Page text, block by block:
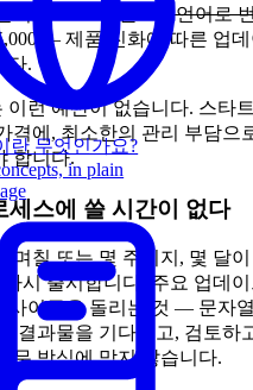
란 무엇인가요?
in plain
적인 SaaS UI를 3개 언어로
— 제품 진화에 따른 업
다.
이런 예산이 없습니다. 스타
격에, 최소한의 관리 부담으
합니다.
세스에 쓸 시간이 없다
며칠 또는 몇 주이지, 몇 달
다시 출시합니다. 주요 업데
사이클을 돌리는 것 — 문자
, 결과물을 기다리고, 검토
무 방식에 맞지 않습니다.